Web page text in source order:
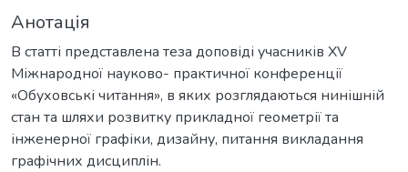
Анотація
В статті представлена теза доповіді учасників XV
Міжнародної науково- практичної конференції
«Обуховські читання», в яких розглядаються нинішній
стан та шляхи розвитку прикладної геометрії та
інженерної графіки, дизайну, питання викладання
графічних дисциплін.